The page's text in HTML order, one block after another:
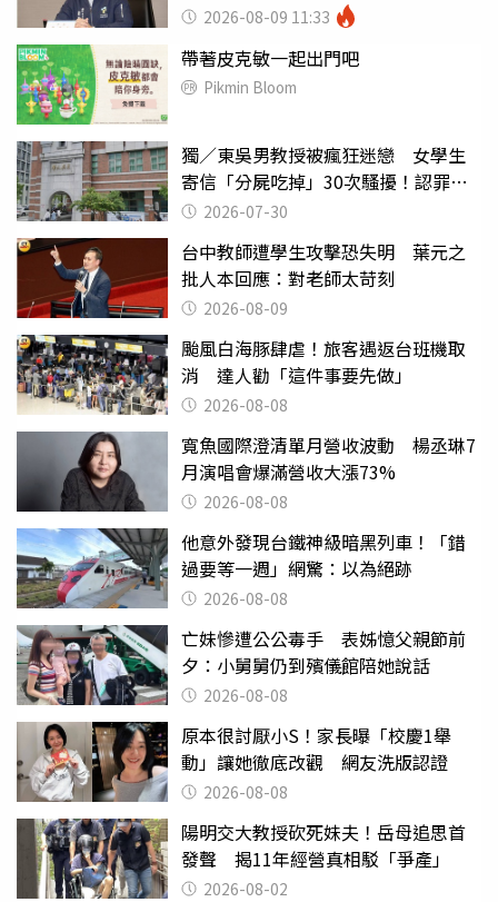
2026-08-09 11:33
帶著皮克敏一起出門吧
Pikmin Bloom
獨／東吳男教授被瘋狂迷戀 女學生
寄信「分屍吃掉」30次騷擾！認罪免
關 2026-07-30
台中教師遭學生攻擊恐失明 葉元之
批人本回應：對老師太苛刻
2026-08-09
颱風白海豚肆虐！旅客遇返台班機取
消 達人勸「這件事要先做」
2026-08-08
寬魚國際澄清單月營收波動 楊丞琳7
月演唱會爆滿營收大漲73%
2026-08-08
他意外發現台鐵神級暗黑列車！「錯
過要等一週」網驚：以為絕跡
2026-08-08
亡妹慘遭公公毒手 表姊憶父親節前
夕：小舅舅仍到殯儀館陪她說話
2026-08-08
原本很討厭小S！家長曝「校慶1舉
動」讓她徹底改觀 網友洗版認證
2026-08-08
陽明交大教授砍死妹夫！岳母追思首
發聲 揭11年經營真相駁「爭產」
2026-08-02